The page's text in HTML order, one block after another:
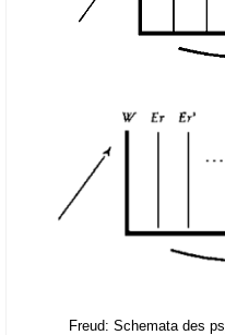
Freud: Sche­ma­ta des